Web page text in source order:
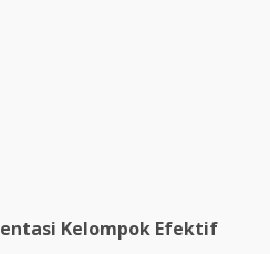
Kelompok Efektif